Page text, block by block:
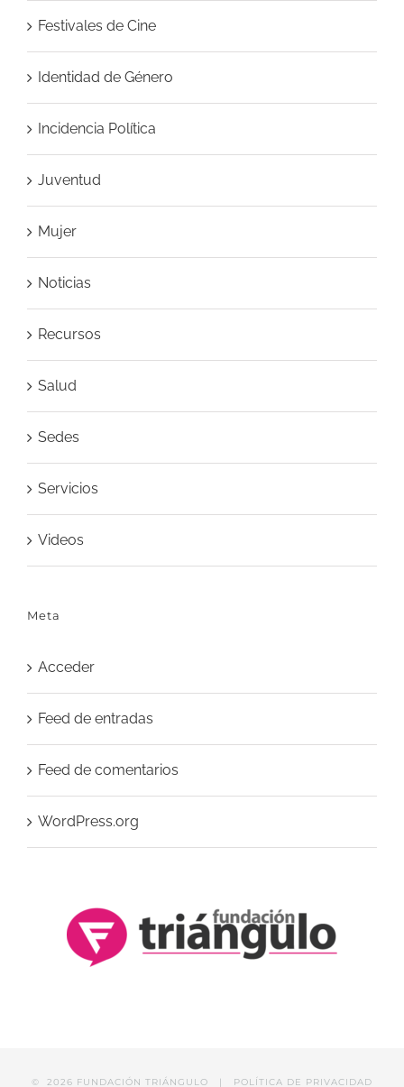
Festivales de Cine
Identidad de Género
Incidencia Política
Juventud
Mujer
Noticias
Recursos
Salud
Sedes
Servicios
Videos
Meta
Acceder
Feed de entradas
Feed de comentarios
WordPress.org
© 2026 FUNDACIÓN TRIÁNGULO | POLÍTICA DE PRIVACIDAD